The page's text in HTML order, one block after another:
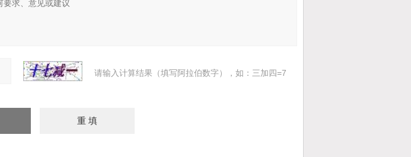
请输入计算结果（填写阿拉伯数字），如：三加四=7